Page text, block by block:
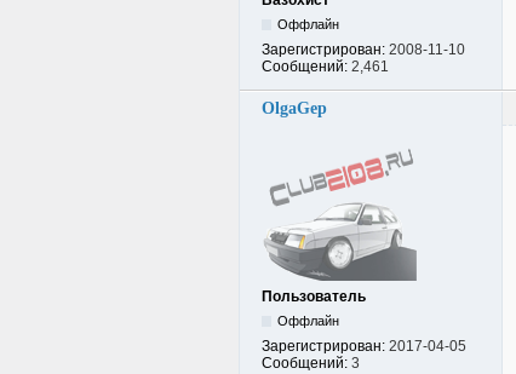
Оффлайн
Зарегистрирован: 2008-11-10
Сообщений: 2,461
OlgaGep
Пользователь
Оффлайн
Зарегистрирован: 2017-04-05
Сообщений: 3